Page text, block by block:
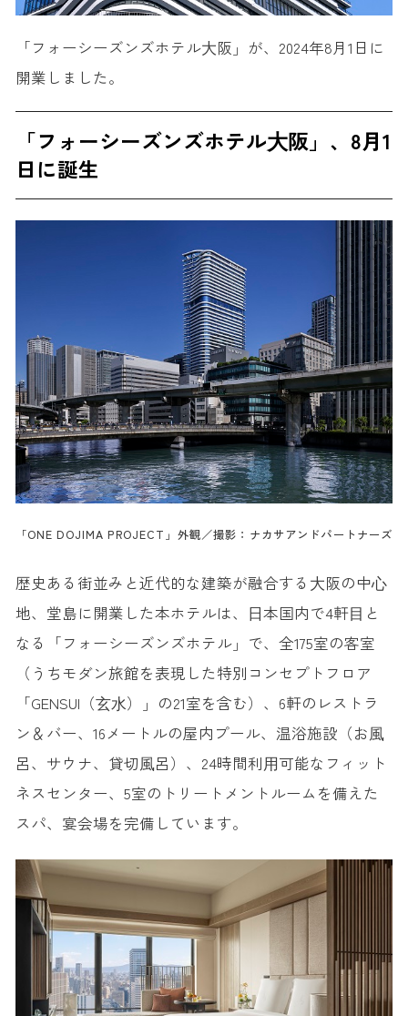
「フォーシーズンズホテル⼤阪」が、2024年8月1日に
開業しました。
「フォーシーズンズホテル⼤阪」、8月1
日に誕生
「ONE DOJIMA PROJECT」外観／撮影：ナカサアンドパートナーズ
歴史ある街並みと近代的な建築が融合する⼤阪の中⼼
地、堂島に開業した本ホテルは、⽇本国内で4軒⽬と
なる「フォーシーズンズホテル」で、全175室の客室
（うちモダン旅館を表現した特別コンセプトフロア
「GENSUI（⽞⽔）」の21室を含む）、6軒のレストラ
ン＆バー、16メートルの屋内プール、温浴施設（お⾵
呂、サウナ、貸切⾵呂）、24時間利⽤可能なフィット
ネスセンター、5室のトリートメントルームを備えた
スパ、宴会場を完備しています。